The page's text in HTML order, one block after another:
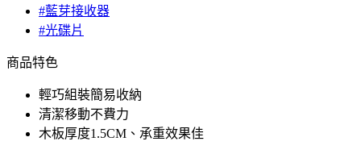
#藍芽接收器
#光碟片
商品特色
輕巧組裝簡易收納
清潔移動不費力
木板厚度1.5CM、承重效果佳